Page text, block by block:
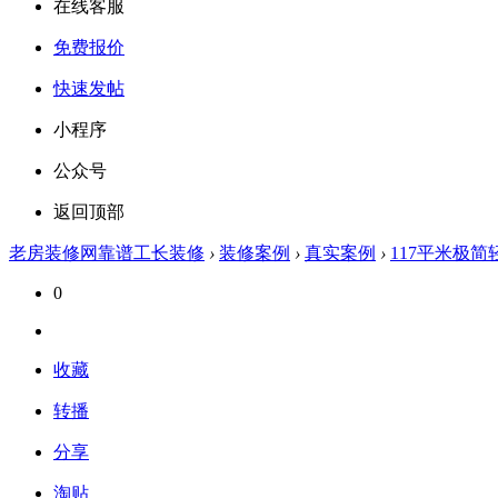
在线客服
免费报价
快速发帖
小程序
公众号
返回顶部
老房装修网靠谱工长装修 › 装修案例 › 真实案例 › 117平米极简
0
收藏
转播
分享
淘贴